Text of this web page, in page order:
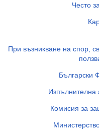
Често
При възникване на спор,
Български
Изпълнителна
Комисия за